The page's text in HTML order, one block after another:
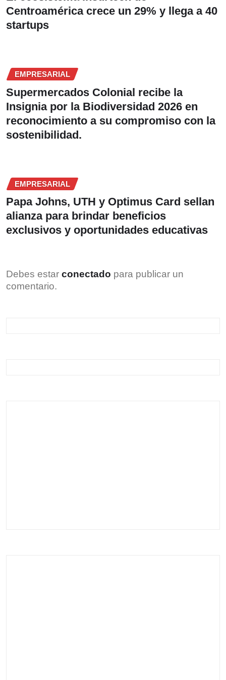
Centroamérica crece un 29% y llega a 40
startups
EMPRESARIAL
Supermercados Colonial recibe la
Insignia por la Biodiversidad 2026 en
reconocimiento a su compromiso con la
sostenibilidad.
EMPRESARIAL
Papa Johns, UTH y Optimus Card sellan
alianza para brindar beneficios
exclusivos y oportunidades educativas
Debes estar conectado para publicar un
comentario.